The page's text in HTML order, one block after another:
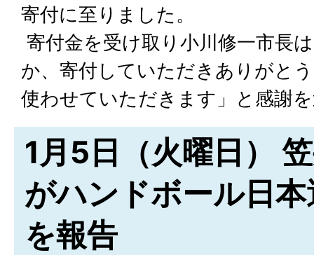
寄付に至りました。
寄付金を受け取り小川修一市長
か、寄付していただきありがと
使わせていただきます」と感謝
1月5日（火曜日）
がハンドボール日
を報告